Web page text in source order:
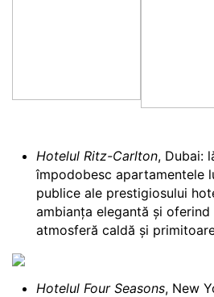
Hotelul Ritz-Carlton, Dubai:
împodobesc apartamentele
publice ale prestigiosului
ambianța elegantă și
atmosferă caldă și
Hotelul Four Seasons, New